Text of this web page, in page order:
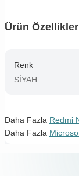
Ürün
Renk
SİYAH
Daha Fazla Redmi
Daha Fazla